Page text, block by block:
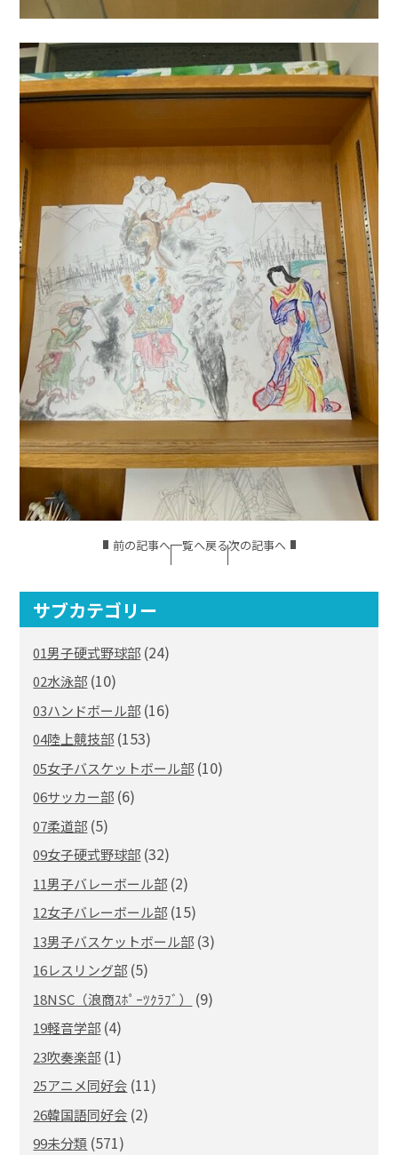
前の記事へ一覧へ戻る次の記事へ
サブカテゴリー
01男子硬式野球部 (24)
02水泳部 (10)
03ハンドボール部 (16)
04陸上競技部 (153)
05女子バスケットボール部 (10)
06サッカー部 (6)
07柔道部 (5)
09女子硬式野球部 (32)
11男子バレーボール部 (2)
12女子バレーボール部 (15)
13男子バスケットボール部 (3)
16レスリング部 (5)
18NSC（浪商ｽﾎﾟｰﾂｸﾗﾌﾞ） (9)
19軽音学部 (4)
23吹奏楽部 (1)
25アニメ同好会 (11)
26韓国語同好会 (2)
99未分類 (571)